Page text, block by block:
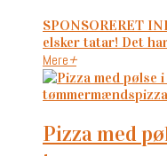
SPONSORERET
elsker tatar! Det
Mere+
pizza med pølse i skorpen – en rigtig